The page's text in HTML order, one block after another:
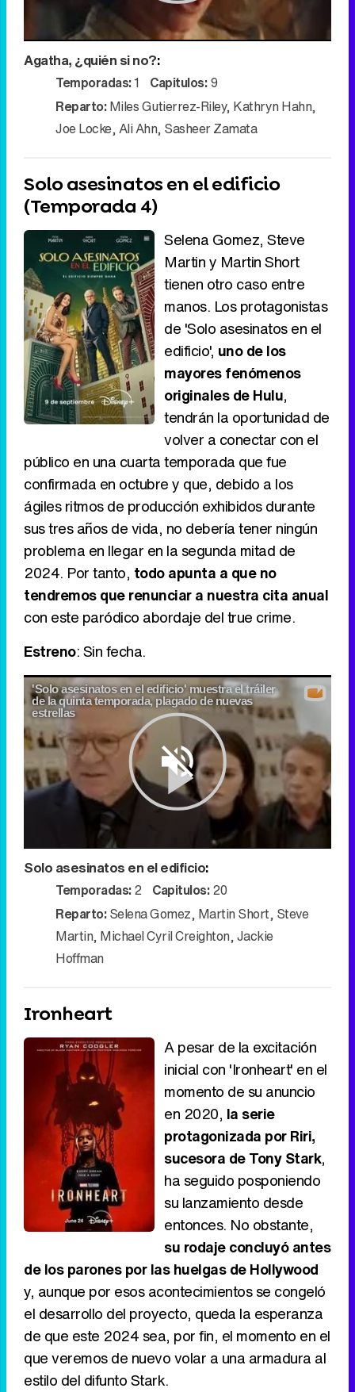
Video
Agatha, ¿quién si no?:
Temporadas:1 Capitulos:9
Reparto: Miles Gutierrez-Riley, Kathryn Hahn,
Joe Locke,Ali Ahn, Sasheer Zamata
Solo asesinatos en el edificio
(Temporada 4)
Selena Gomez, Steve
Martin y Martin Short
tienen otro caso entre
manos. Los protagonistas
de 'Solo asesinatos en el
edificio', uno de los
mayores fenómenos
originales de Hulu,
tendrán la oportunidad de
volver a conectar con el
público en una cuarta temporada que fue
confirmada en octubre y que, debido a los
ágiles ritmos de producción exhibidos durante
sus tres años de vida, no debería tener ningún
problema en llegar en la segunda mitad de
2024. Por tanto, todo apunta a que no
tendremos que renunciar a nuestra cita anual
con este paródico abordaje del true crime.
Estreno: Sin fecha.
Play
Video
'Solo asesinatos en el edificio' muestra el tráiler
de la quinta temporada, plagado de nuevas
estrellas
Solo asesinatos en el edificio:
Temporadas:2 Capitulos:20
Reparto: Selena Gomez, Martin Short, Steve
Martin, Michael Cyril Creighton,Jackie
Hoffman
Ironheart
A pesar de la excitación
inicial con 'Ironheart' en el
momento de su anuncio
en 2020, la serie
protagonizada por Riri,
sucesora de Tony Stark,
ha seguido posponiendo
su lanzamiento desde
entonces. No obstante,
su rodaje concluyó antes
de los parones por las huelgas de Hollywood
y, aunque por esos acontecimientos se congeló
el desarrollo del proyecto, queda la esperanza
de que este 2024 sea, por fin, el momento en el
que veremos de nuevo volar a una armadura al
estilo del difunto Stark.